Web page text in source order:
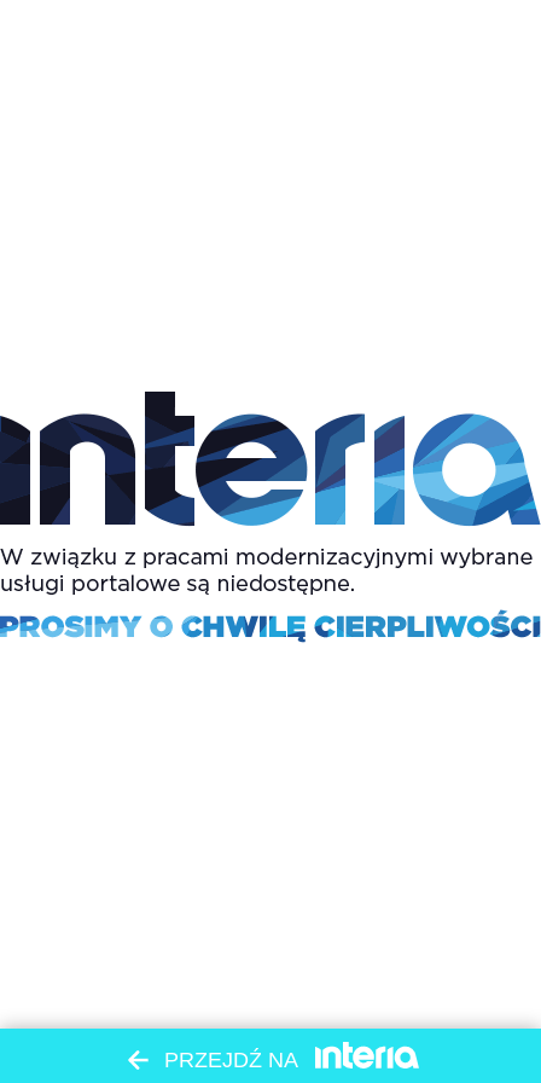
PRZEJDŹ NA